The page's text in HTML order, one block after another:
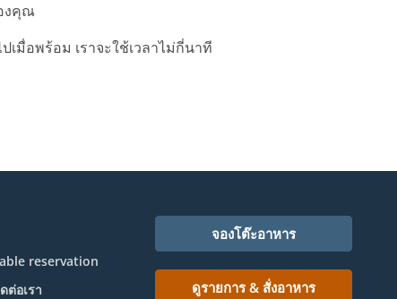
งคุณ
มื่อพร้อม เราจะใช้เวลาไม่กี่นาที
reservation
ต่อเรา
จองโต๊ะอาหาร
ดูรายการ & สั่งอาหาร